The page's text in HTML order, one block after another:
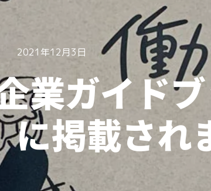
2021年12月3日
業ガイド
に掲載され